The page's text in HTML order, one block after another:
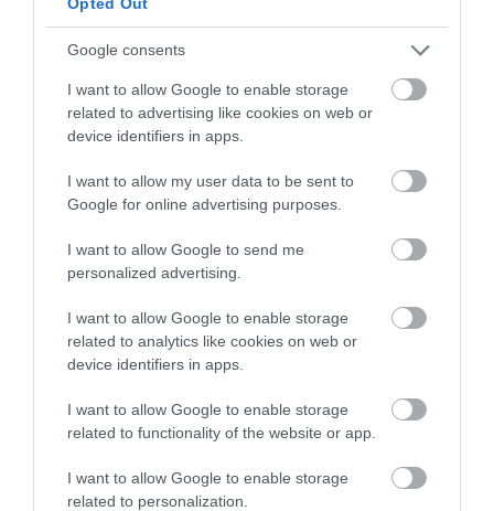
Google consents
I want to allow Google to enable storage
related to advertising like cookies on web or
device identifiers in apps.
I want to allow my user data to be sent to
Google for online advertising purposes.
I want to allow Google to send me
personalized advertising.
I want to allow Google to enable storage
related to analytics like cookies on web or
device identifiers in apps.
I want to allow Google to enable storage
related to functionality of the website or app.
I want to allow Google to enable storage
related to personalization.
Το σημάδι στο πόδι που μπορεί να κρύβει